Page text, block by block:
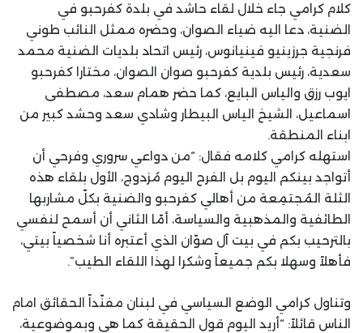
كلام كرامي جاء خلال لقاء حاشد في بلدة كفرحبو في
الضنية، دعا اليه ضياء الصوان، وحضره ممثل النائب طوني
فرنجية جرزينيو فينيانوس، رئيس اتحاد بلديات الضنية محمد
سعدية، رئيس بلدية كفرحبو صوان الصوان، مختارا كفرحبو
ايوب رزق والياس البايع، كما حضر همام سعد، مصطفى
اسماعيل، الشيخ الياس البيطار وشادي سعد وحشد كبير من
ابناء المنطقة.
استهله كرامي كلامه فقال: “من دواعي سروري وفرحي أن
أتواجد بينكم اليوم بل الفرح اليوم مُزدوج، الأول بلقاء هذه
الثلة المُجتمِعة من أهالي كفرحبو والضنية بكلّ مشاربها
الطائفية والمذهبية والسياسة، أمّا الثاني أن أسمح لنفسي
بالترحيب بكم في بيت آل صوّان الذي أعتبره أنا شخصياً بيتي،
فأهلاً وسهلا بكم جميعاً وشكرا لهذا اللقاء الطيب”.
وتناول كرامي الوضع السياسي في لبنان مفنّداً الحقائق امام
الناس قائلاً: “أريد اليوم قول الحقيقة كما هي وبموضوعية،